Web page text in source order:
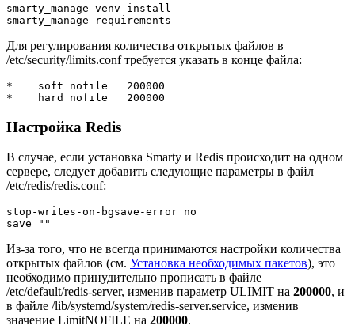
smarty_manage venv-install
smarty_manage requirements
Для регулирования количества открытых файлов в
/etc/security/limits.conf требуется указать в конце файла:
*    soft nofile   200000
*    hard nofile   200000
Настройка Redis
В случае, если установка Smarty и Redis происходит на одном
сервере, следует добавить следующие параметры в файл
/etc/redis/redis.conf:
stop-writes-on-bgsave-error no
save ""
Из-за того, что не всегда принимаются настройки количества
открытых файлов (см. Установка необходимых пакетов), это
необходимо принудительно прописать в файле
/etc/default/redis-server, изменив параметр ULIMIT на 200000, и
в файле /lib/systemd/system/redis-server.service, изменив
значение LimitNOFILE на 200000.